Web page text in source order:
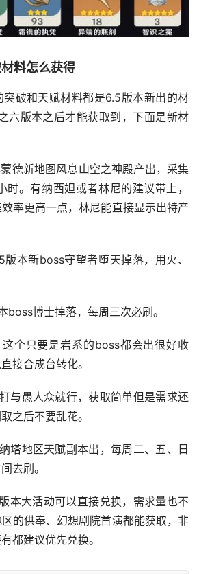
料怎么获得
突破和天赋材料都是6.5版本新出的材
六版本之后才能获取到，下面是新材
德新地图风息山空之神殿产出，采集
。有纳西妲或者林尼的建议带上，
率更高一点，林尼能直接显示出特产
版本新boss守望者堕天掉落，用火、
boss博士掉落，每周三次必刷。
这个只要是岩系的boss都会出很好收
接合成台转化。
与愚人众就行，获取简单但是需求还
之后不要乱花。
塔地区天赋副本出，每周二、五、日
去刷。
本大活动可以直接兑换，需求量也不
的供奉、幻想剧院首演都能获取，非
都建议优先兑换。